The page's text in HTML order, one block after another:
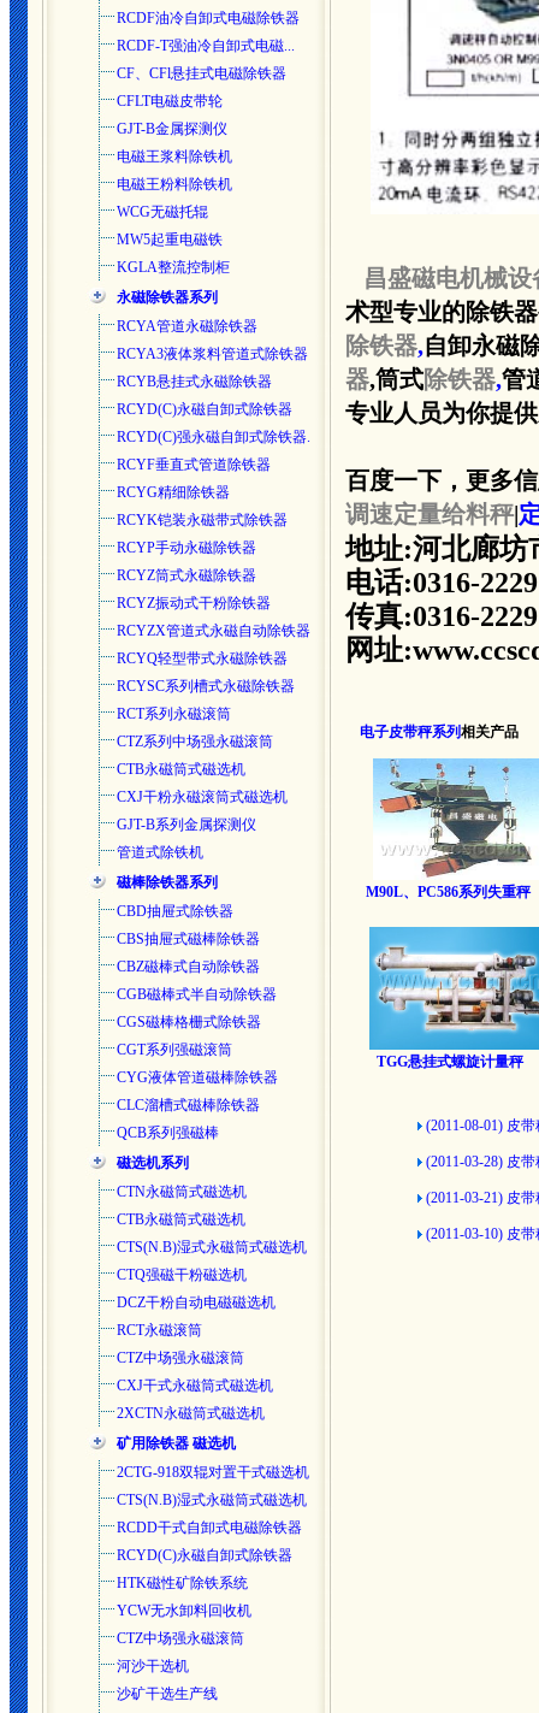
RCDF油冷自卸式电磁除铁器
RCDF-T强油冷自卸式电磁...
CF、CFl悬挂式电磁除铁器
CFLT电磁皮带轮
GJT-B金属探测仪
电磁王浆料除铁机
电磁王粉料除铁机
WCG无磁托辊
MW5起重电磁铁
KGLA整流控制柜
永磁除铁器系列
RCYA管道永磁除铁器
RCYA3液体浆料管道式除铁器
RCYB悬挂式永磁除铁器
RCYD(C)永磁自卸式除铁器
RCYD(C)强永磁自卸式除铁器.
RCYF垂直式管道除铁器
RCYG精细除铁器
RCYK铠装永磁带式除铁器
RCYP手动永磁除铁器
RCYZ筒式永磁除铁器
RCYZ振动式干粉除铁器
RCYZX管道式永磁自动除铁器
RCYQ轻型带式永磁除铁器
RCYSC系列槽式永磁除铁器
RCT系列永磁滚筒
CTZ系列中场强永磁滚筒
CTB永磁筒式磁选机
CXJ干粉永磁滚筒式磁选机
GJT-B系列金属探测仪
管道式除铁机
磁棒除铁器系列
CBD抽屉式除铁器
CBS抽屉式磁棒除铁器
CBZ磁棒式自动除铁器
CGB磁棒式半自动除铁器
CGS磁棒格栅式除铁器
CGT系列强磁滚筒
CYG液体管道磁棒除铁器
CLC溜槽式磁棒除铁器
QCB系列强磁棒
磁选机系列
CTN永磁筒式磁选机
CTB永磁筒式磁选机
CTS(N.B)湿式永磁筒式磁选机
CTQ强磁干粉磁选机
DCZ干粉自动电磁磁选机
RCT永磁滚筒
CTZ中场强永磁滚筒
CXJ干式永磁筒式磁选机
2XCTN永磁筒式磁选机
矿用除铁器 磁选机
2CTG-918双辊对置干式磁选机
CTS(N.B)湿式永磁筒式磁选机
RCDD干式自卸式电磁除铁器
RCYD(C)永磁自卸式除铁器
HTK磁性矿除铁系统
YCW无水卸料回收机
CTZ中场强永磁滚筒
河沙干选机
沙矿干选生产线
昌盛磁电机械
术型专业的除铁
除铁器,自卸永磁
器,筒式除铁器,管
专业人员为你提
百度一下，更多
调速定量给料秤|
地址:河北廊坊
电话:0316-
传真:0316-
网址
电子皮带秤系列相关产品
M90L、PC586系列失重秤
TGG悬挂式螺旋计量秤
(2011-08-01) 皮
(2011-03-28) 皮
(2011-03-21) 皮
(2011-03-10) 皮